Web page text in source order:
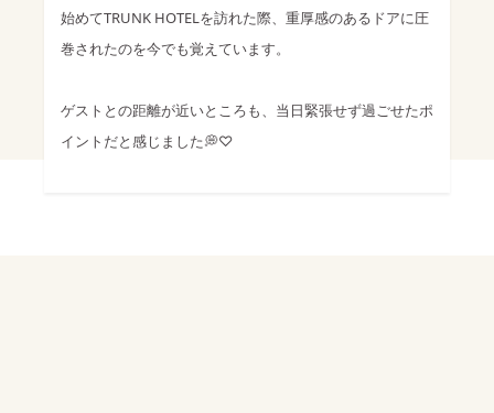
始めてTRUNK HOTELを訪れた際、重厚感のあるドアに圧
巻されたのを今でも覚えています。
ゲストとの距離が近いところも、当日緊張せず過ごせたポ
イントだと感じました💭♡